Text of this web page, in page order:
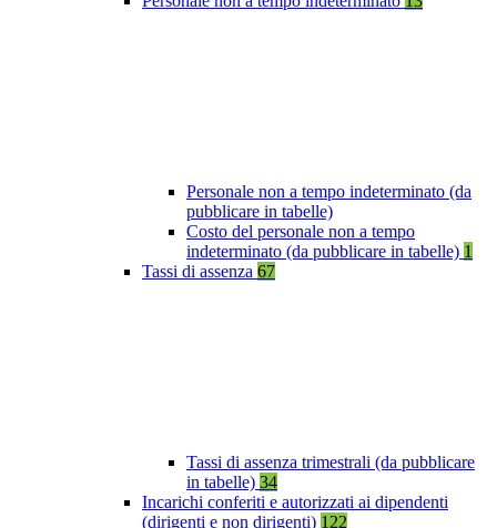
Personale non a tempo indeterminato (da
pubblicare in tabelle)
Costo del personale non a tempo
indeterminato (da pubblicare in tabelle) 1
Tassi di assenza 67
Tassi di assenza trimestrali (da pubblicare
in tabelle) 34
Incarichi conferiti e autorizzati ai dipendenti
(dirigenti e non dirigenti) 122